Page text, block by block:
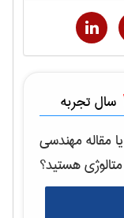
سال تجربه
مقالهمهندسی
هستید؟